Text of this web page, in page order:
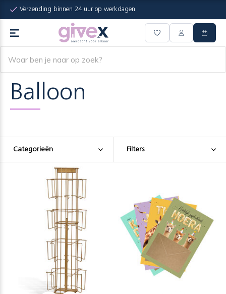
Verzending binnen 24 uur op werkdagen
Balloon
Categorieën Filters